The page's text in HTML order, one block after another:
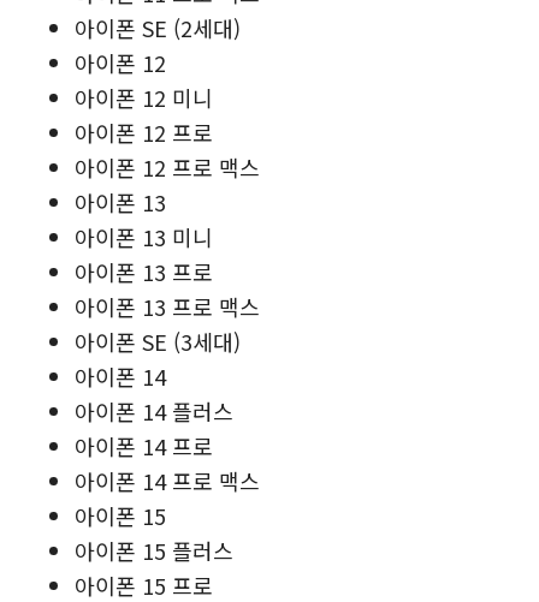
아이폰 SE (2세대)
아이폰 12
아이폰 12 미니
아이폰 12 프로
아이폰 12 프로 맥스
아이폰 13
아이폰 13 미니
아이폰 13 프로
아이폰 13 프로 맥스
아이폰 SE (3세대)
아이폰 14
아이폰 14 플러스
아이폰 14 프로
아이폰 14 프로 맥스
아이폰 15
아이폰 15 플러스
아이폰 15 프로